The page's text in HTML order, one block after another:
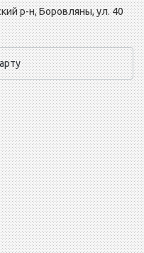
р-н, Боровляны, ул. 40